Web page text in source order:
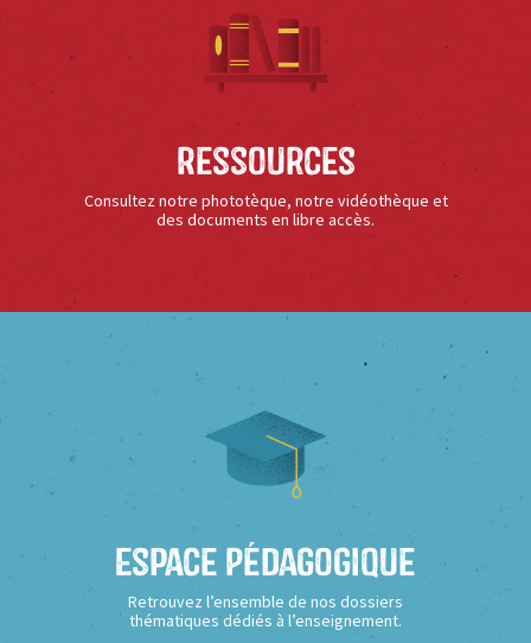
Ressources
Consultez notre phototèque, notre vidéothèque et
des documents en libre accès.
Espace Pédagogique
Retrouvez l’ensemble de nos dossiers
thématiques dédiés à l’enseignement.